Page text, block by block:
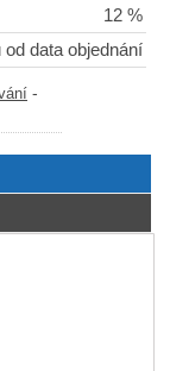
12 %
od data objednání
-